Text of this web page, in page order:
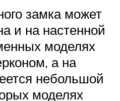
замка может
и на настенной
моделях
а на
небольшой
моделях